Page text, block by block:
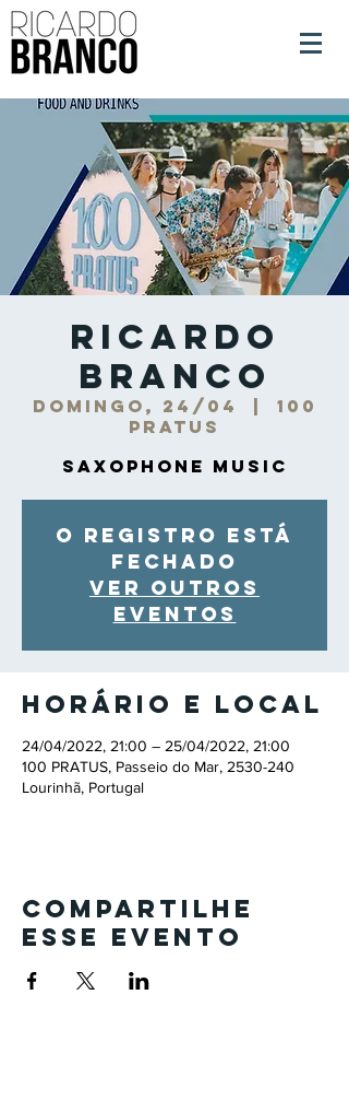
Ricardo
Branco
domingo, 24/04
100
PRATUS
Saxophone Music
O registro está
fechado
Ver outros
eventos
Horário e local
24/04/2022, 21:00 – 25/04/2022, 21:00
100 PRATUS, Passeio do Mar, 2530-240
Lourinhã, Portugal
Compartilhe
esse evento